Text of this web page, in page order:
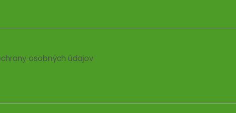
osobných údajov